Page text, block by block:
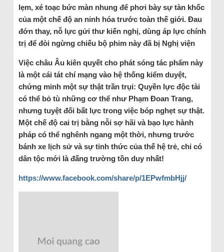
lẹm, xé toạc bức màn nhung để phơi bày sự tàn khốc
của một chế độ an ninh hóa trước toàn thế giới. Đau
đớn thay, nỗ lực gửi thư kiến nghị, dùng áp lực chính
trị để đòi ngừng chiếu bộ phim này đã bị Nghị viện
Việc châu Âu kiên quyết cho phát sóng tác phẩm này
là một cái tát chí mạng vào hệ thống kiểm duyệt,
chứng minh một sự thật trần trụi: Quyền lực độc tài
có thể bỏ tù những cơ thể như Phạm Đoan Trang,
nhưng tuyệt đối bất lực trong việc bóp nghẹt sự thật.
Một chế độ cai trị bằng nỗi sợ hãi và bạo lực hành
pháp có thể nghênh ngang một thời, nhưng trước
bánh xe lịch sử và sự tỉnh thức của thế hệ trẻ, chỉ có
dân tộc mới là đấng trường tồn duy nhất!
https://www.facebook.com/share/p/1EPwfmbHjj/